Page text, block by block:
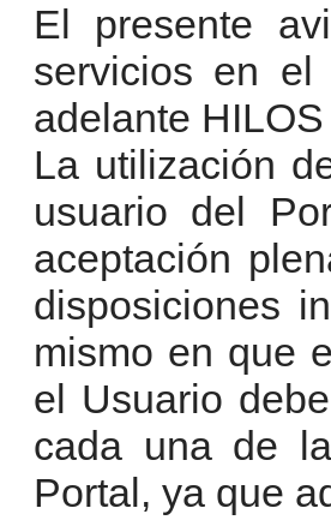
El presente
servicios en
adelante
La utilización
usuario del
aceptación
disposiciones
mismo en que
el Usuario
cada una de
Portal, ya que